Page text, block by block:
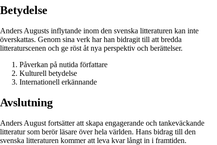
Betydelse
Anders Augusts inflytande inom den svenska litteraturen kan inte
överskattas. Genom sina verk har han bidragit till att bredda
litteraturscenen och ge röst åt nya perspektiv och berättelser.
Påverkan på nutida författare
Kulturell betydelse
Internationell erkännande
Avslutning
Anders August fortsätter att skapa engagerande och tankeväckande
litteratur som berör läsare över hela världen. Hans bidrag till den
svenska litteraturen kommer att leva kvar långt in i framtiden.